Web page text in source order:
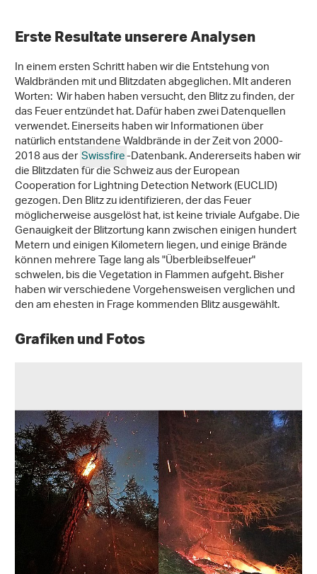
Erste Resultate unserere Analysen
In einem ersten Schritt haben wir die Entstehung von
Waldbränden mit und Blitzdaten abgeglichen. MIt anderen
Worten: Wir haben haben versucht, den Blitz zu finden, der
das Feuer entzündet hat. Dafür haben zwei Datenquellen
verwendet. Einerseits haben wir Informationen über
natürlich entstandene Waldbrände in der Zeit von 2000-
2018 aus derSwissfire-Datenbank. Andererseits haben wir
die Blitzdaten für die Schweiz aus der European
Cooperation for Lightning Detection Network (EUCLID)
gezogen. Den Blitz zu identifizieren, der das Feuer
möglicherweise ausgelöst hat, ist keine triviale Aufgabe. Die
Genauigkeit der Blitzortung kann zwischen einigen hundert
Metern und einigen Kilometern liegen, und einige Brände
können mehrere Tage lang als "Überbleibselfeuer"
schwelen, bis die Vegetation in Flammen aufgeht. Bisher
haben wir verschiedene Vorgehensweisen verglichen und
den am ehesten in Frage kommenden Blitz ausgewählt.
Grafiken und Fotos